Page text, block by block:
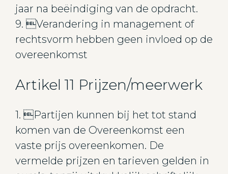
jaar na beëindiging van de opdracht.
9. Verandering in management of
rechtsvorm hebben geen invloed op de
overeenkomst
Artikel 11 Prijzen/meerwerk
1. Partijen kunnen bij het tot stand
komen van de Overeenkomst een
vaste prijs overeenkomen. De
vermelde prijzen en tarieven gelden in